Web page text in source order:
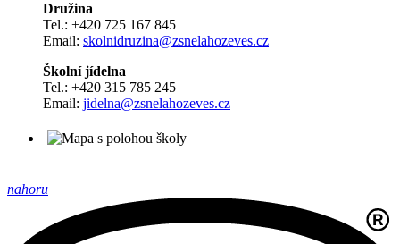
Družina
Tel.: +420 725 167 845
Email: skolnidruzina@zsnelahozeves.cz
Školní jídelna
Tel.: +420 315 785 245
Email: jidelna@zsnelahozeves.cz
nahoru